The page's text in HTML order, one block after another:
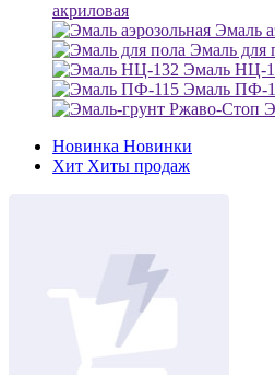
акриловая
Эмаль
Эмаль для
Эмаль НЦ-
Эмаль ПФ-
Новинка Новинки
Хит Хиты продаж